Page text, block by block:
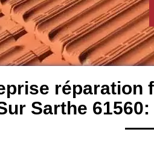
réparation
Sarthe